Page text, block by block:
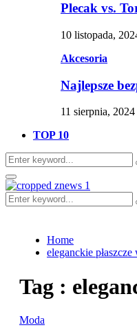
Plecak vs.
10 listopada,
Akcesoria
Najlepsze
11 sierpnia, 2024
TOP 10
Search
for:
Primary
Menu
Search
for:
Home
eleganckie płaszcze
Tag :
Moda